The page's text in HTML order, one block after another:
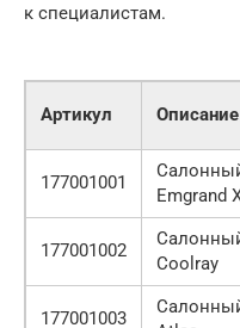
к специалистам.
Артикул Описание
177001001
Emgrand
177001002
Coolray
177001003